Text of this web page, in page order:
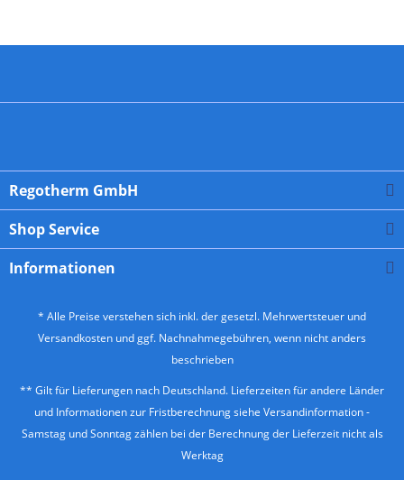
Regotherm GmbH
Shop Service
Informationen
* Alle Preise verstehen sich inkl. der gesetzl. Mehrwertsteuer und
Versandkosten und ggf. Nachnahmegebühren, wenn nicht anders
beschrieben
** Gilt für Lieferungen nach Deutschland. Lieferzeiten für andere Länder
und Informationen zur Fristberechnung siehe Versandinformation-
Samstag und Sonntag zählen bei der Berechnung der Lieferzeit nicht als
Werktag